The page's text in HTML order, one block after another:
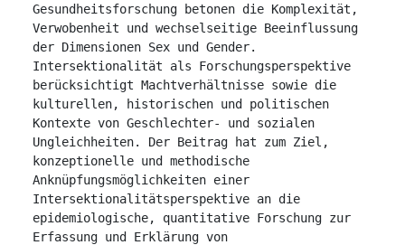
Gesundheitsforschung betonen die Komplexität,
Verwobenheit und wechselseitige Beeinflussung
der Dimensionen Sex und Gender.
Intersektionalität als Forschungsperspektive
berücksichtigt Machtverhältnisse sowie die
kulturellen, historischen und politischen
Kontexte von Geschlechter- und sozialen
Ungleichheiten. Der Beitrag hat zum Ziel,
konzeptionelle und methodische
Anknüpfungsmöglichkeiten einer
Intersektionalitätsperspektive an die
epidemiologische, quantitative Forschung zur
Erfassung und Erklärung von